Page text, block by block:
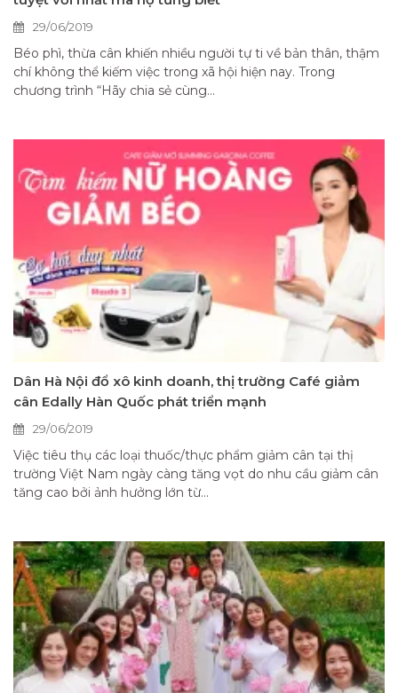
29/06/2019
Béo phì, thừa cân khiến nhiều người tự ti về bản thân, thậm
chí không thể kiếm việc trong xã hội hiện nay. Trong
chương trình “Hãy chia sẻ cùng...
Dân Hà Nội đổ xô kinh doanh, thị trường Café giảm
cân Edally Hàn Quốc phát triển mạnh
29/06/2019
Việc tiêu thụ các loại thuốc/thực phẩm giảm cân tại thị
trường Việt Nam ngày càng tăng vọt do nhu cầu giảm cân
tăng cao bởi ảnh hưởng lớn từ...